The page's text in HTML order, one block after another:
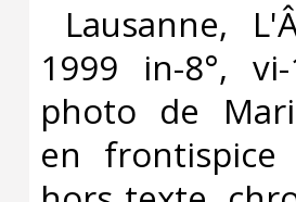
Lausanne,
1999 in-8°,
photo de
en